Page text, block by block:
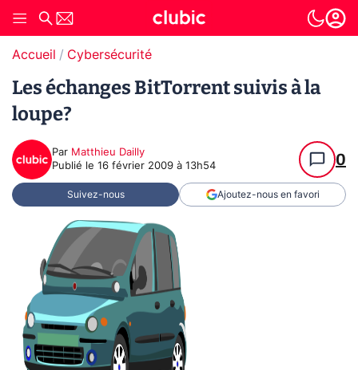
Accueil Cybersécurité
Les échanges BitTorrent suivis à la
loupe?
Par Matthieu Dailly
Publié le 16 février 2009 à 13h54 0
Suivez-nous Ajoutez-nous en favori